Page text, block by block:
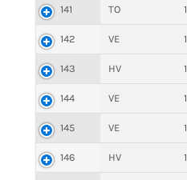
141 TO 1
142 VE 1
143 HV 1
144 VE 1
145 VE 1
146 HV 1